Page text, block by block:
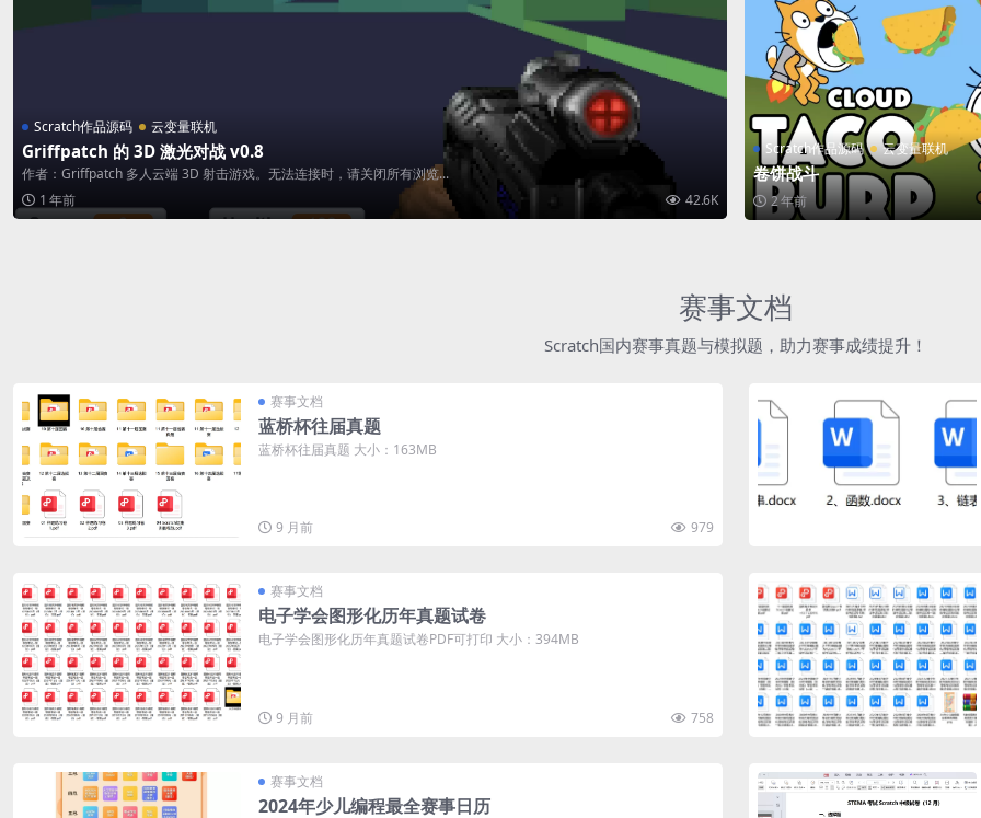
Scratch作品源码 云变量联机
Griffpatch 的 3D 激光对战 v0.8
作者：Griffpatch 多人云端 3D 射击游戏。无法连接时，请关闭所有浏览...
1 年前
42.6K
Scratch作品源码 云变量联机
卷饼战斗
2 年前
赛事文档
Scratch国内赛事真题与模拟题，助力赛事成绩提升！
赛事文档
蓝桥杯往届真题
蓝桥杯往届真题 大小：163MB
9 月前 979
赛事文档
电子学会图形化历年真题试卷
电子学会图形化历年真题试卷PDF可打印 大小：394MB
9 月前 758
赛事文档
2024年少儿编程最全赛事日历